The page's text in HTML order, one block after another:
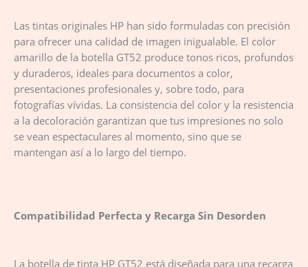
Las tintas originales HP han sido formuladas con precisión
para ofrecer una calidad de imagen inigualable. El color
amarillo de la botella GT52 produce tonos ricos, profundos
y duraderos, ideales para documentos a color,
presentaciones profesionales y, sobre todo, para
fotografías vívidas. La consistencia del color y la resistencia
a la decoloración garantizan que tus impresiones no solo
se vean espectaculares al momento, sino que se
mantengan así a lo largo del tiempo.
Compatibilidad Perfecta y Recarga Sin Desorden
La botella de tinta HP GT52 está diseñada para una recarga